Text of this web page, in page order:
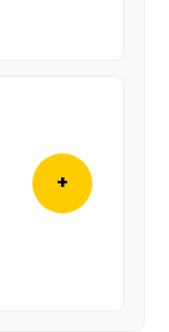
+